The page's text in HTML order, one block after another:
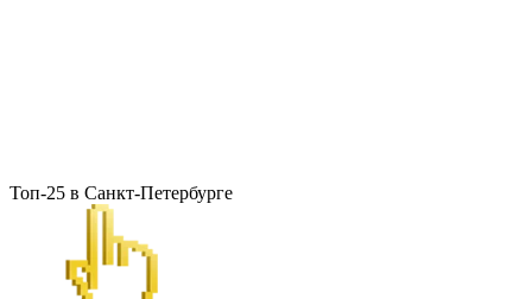
Топ-25 в Санкт-Петербурге